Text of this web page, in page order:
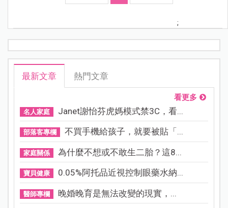
;
最新文章 熱門文章
看更多
名人家庭 Janet謝怡芬虎媽模式禁3C，看...
部落客專欄 不買手機給孩子，就要被貼「...
家庭關係 為什麼不想或不敢生二胎？這8...
寶貝健康 0.05%阿托品近視控制眼藥水納...
醫師專欄 晚婚晚育是無法改變的現實，...